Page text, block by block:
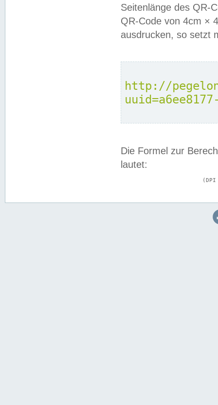
Seitenlänge des QR-
QR-Code von 4cm ×
ausdrucken, so setzt
http://
Die Formel zur
lautet: